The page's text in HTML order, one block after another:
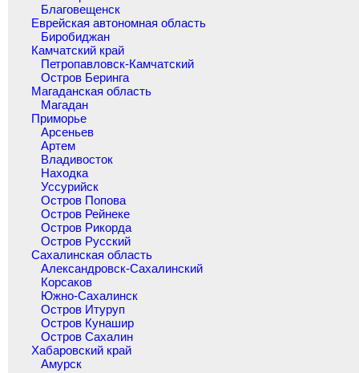
Благовещенск
Еврейская автономная область
Биробиджан
Камчатский край
Петропавловск-Камчатский
Остров Беринга
Магаданская область
Магадан
Приморье
Арсеньев
Артем
Владивосток
Находка
Уссурийск
Остров Попова
Остров Рейнеке
Остров Рикорда
Остров Русский
Сахалинская область
Александровск-Сахалинский
Корсаков
Южно-Сахалинск
Остров Итуруп
Остров Кунашир
Остров Сахалин
Хабаровский край
Амурск